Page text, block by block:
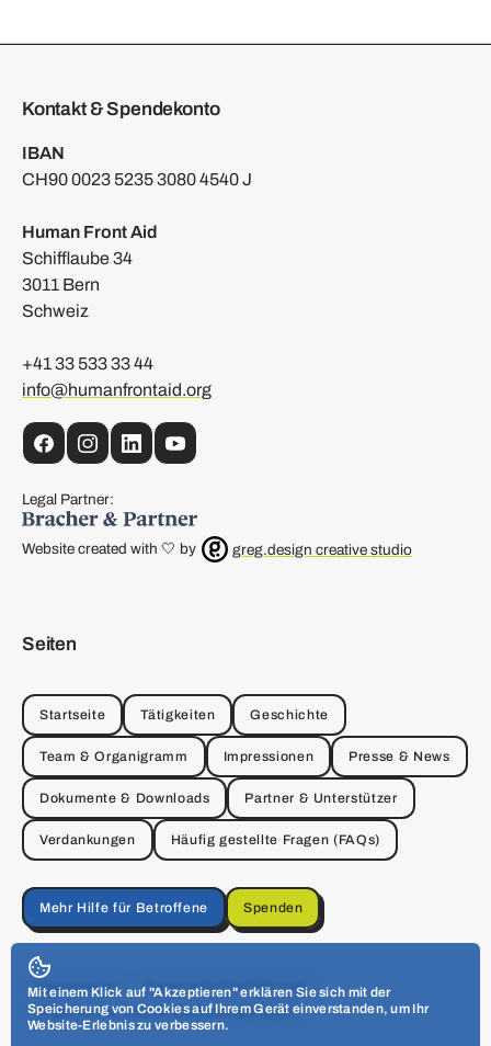
Kontakt & Spendekonto
IBAN
CH90 0023 5235 3080 4540 J
Human Front Aid
Schifflaube 34
3011 Bern
Schweiz
+41 33 533 33 44
info@humanfrontaid.org
FacebookInstagram
LinkedInYouTube
Legal Partner:
Website created with 🤍 by greg.design creative studio
Seiten
Startseite Tätigkeiten Geschichte
Team & Organigramm Impressionen Presse & News
Dokumente & Downloads Partner & Unterstützer
Verdankungen Häufig gestellte Fragen (FAQs)
Mehr Hilfe für Betroffene Spenden
Impressum
Datenschutzerklärung
Allgemeine Geschäftsbedingungen
Mit einem Klick auf "Akzeptieren" erklären Sie sich mit der
Speicherung von Cookies auf Ihrem Gerät einverstanden, um Ihr
Website-Erlebnis zu verbessern.